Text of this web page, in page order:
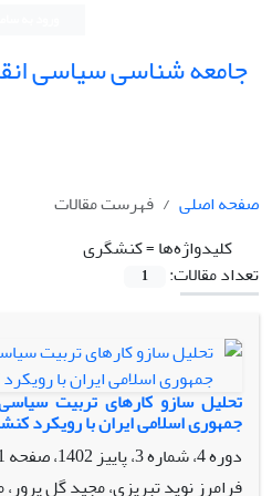
جامعه شناسی سیاسی
صفحه اصلی
فهرست مقالات
کلیدواژه‌ها =کنشگری
تعداد مقالات:
1
تحلیل سازو کارهای تربیت
جمهوری اسلامی ایران با رویکرد
دوره 4، شماره 3، پاییز 1402، صفحه
فرامرز نوید تبریزی، مجید گل